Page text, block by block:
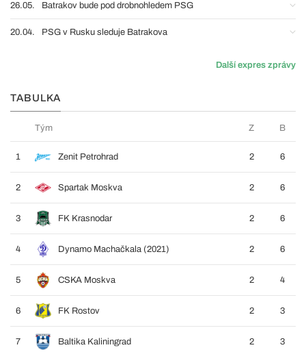
26.05. Batrakov bude pod drobnohledem PSG
20.04. PSG v Rusku sleduje Batrakova
Další expres zprávy
TABULKA
Tým Z B
1 Zenit Petrohrad 2 6
2 Spartak Moskva 2 6
3 FK Krasnodar 2 6
4 Dynamo Machačkala (2021) 2 6
5 CSKA Moskva 2 4
6 FK Rostov 2 3
7 Baltika Kaliningrad 2 3